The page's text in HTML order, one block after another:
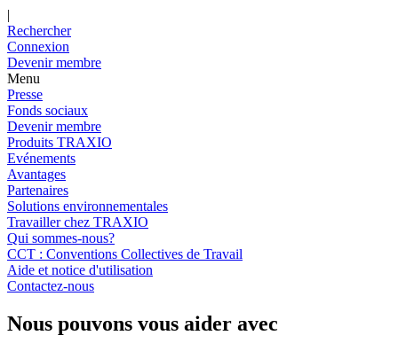
|
Rechercher
Connexion
Devenir membre
Menu
Presse
Fonds sociaux
Devenir membre
Produits TRAXIO
Evénements
Avantages
Partenaires
Solutions environnementales
Travailler chez TRAXIO
Qui sommes-nous?
CCT : Conventions Collectives de Travail
Aide et notice d'utilisation
Contactez-nous
Nous pouvons vous aider avec